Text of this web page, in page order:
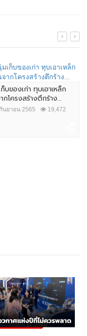
บของเก่า ทุบเอาเหล็ก
กโครงสร้างตึกร้าง...
นยายน 2565 19,472